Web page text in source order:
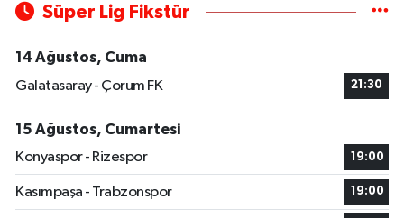
Süper Lig Fikstür
14 Ağustos, Cuma
Galatasaray - Çorum FK
21:30
15 Ağustos, Cumartesi
Konyaspor - Rizespor
19:00
Kasımpaşa - Trabzonspor 19:00